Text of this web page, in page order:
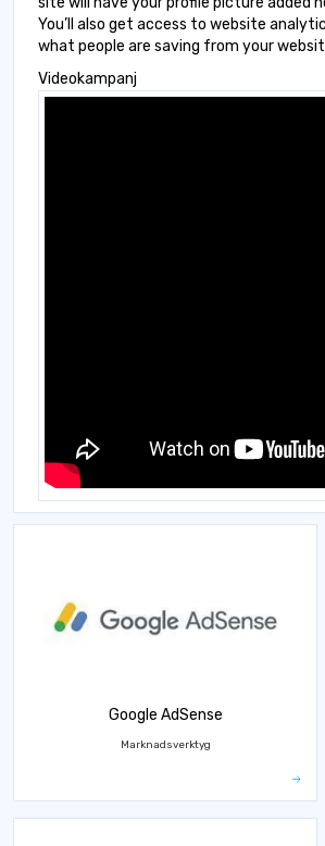
You’ll also get access to website
what people are saving from your
Videokampanj
Google AdSense
Marknadsverktyg